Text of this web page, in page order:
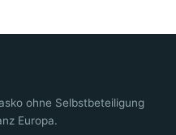
ohne Selbstbeteiligung
Europa.